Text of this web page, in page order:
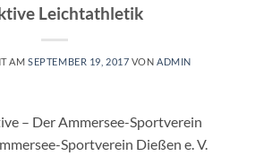
Leichtathletik
AMSEPTEMBER 19, 2017 VONADMIN
– Der Ammersee-Sportverein
Sportverein Dießen e. V.